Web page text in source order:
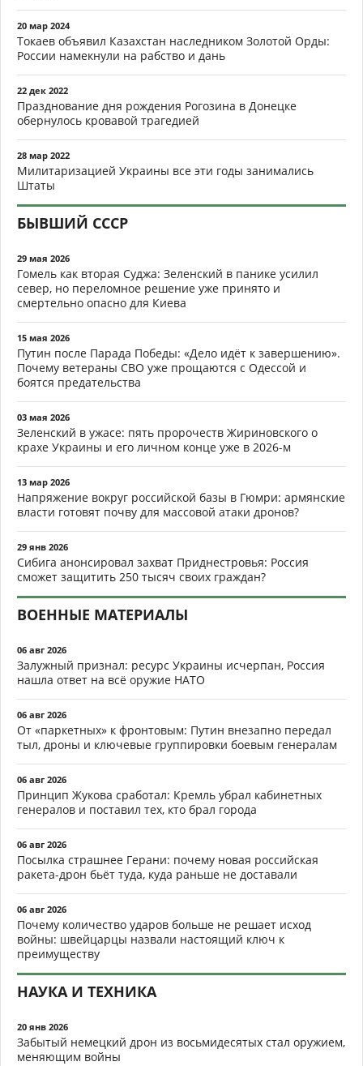
20 мар 2024
Токаев объявил Казахстан наследником Золотой Орды:
России намекнули на рабство и дань
22 дек 2022
Празднование дня рождения Рогозина в Донецке
обернулось кровавой трагедией
28 мар 2022
Милитаризацией Украины все эти годы занимались
Штаты
БЫВШИЙ СССР
29 мая 2026
Гомель как вторая Суджа: Зеленский в панике усилил
север, но переломное решение уже принято и
смертельно опасно для Киева
15 мая 2026
Путин после Парада Победы: «Дело идёт к завершению».
Почему ветераны СВО уже прощаются с Одессой и
боятся предательства
03 мая 2026
Зеленский в ужасе: пять пророчеств Жириновского о
крахе Украины и его личном конце уже в 2026-м
13 мар 2026
Напряжение вокруг российской базы в Гюмри: армянские
власти готовят почву для массовой атаки дронов?
29 янв 2026
Сибига анонсировал захват Приднестровья: Россия
сможет защитить 250 тысяч своих граждан?
ВОЕННЫЕ МАТЕРИАЛЫ
06 авг 2026
Залужный признал: ресурс Украины исчерпан, Россия
нашла ответ на всё оружие НАТО
06 авг 2026
От «паркетных» к фронтовым: Путин внезапно передал
тыл, дроны и ключевые группировки боевым генералам
06 авг 2026
Принцип Жукова сработал: Кремль убрал кабинетных
генералов и поставил тех, кто брал города
06 авг 2026
Посылка страшнее Герани: почему новая российская
ракета-дрон бьёт туда, куда раньше не доставали
06 авг 2026
Почему количество ударов больше не решает исход
войны: швейцарцы назвали настоящий ключ к
преимуществу
НАУКА И ТЕХНИКА
20 янв 2026
Забытый немецкий дрон из восьмидесятых стал оружием,
меняющим войны